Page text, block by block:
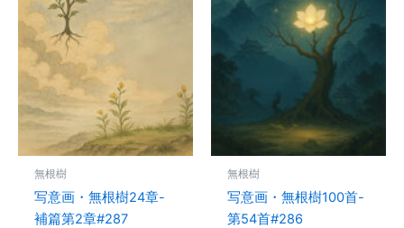
無根樹
写意画・無根樹24章-
補篇第2章#287
無根樹
写意画・無根樹100首-
第54首#286